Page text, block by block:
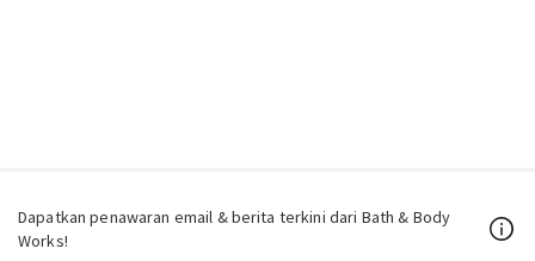
Dapatkan penawaran email & berita terkini dari Bath & Body
Works!